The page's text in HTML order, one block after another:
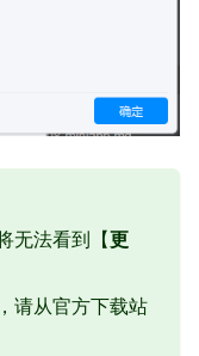
无法看到【更
请从官方下载站